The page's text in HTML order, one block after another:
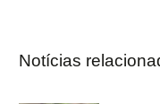
Notícias